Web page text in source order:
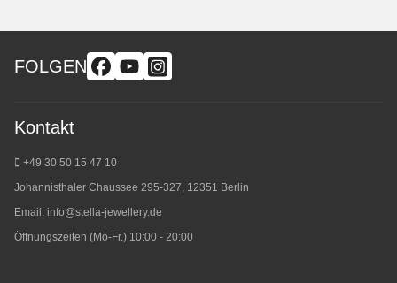
FOLGEN
Kontakt
+49 30 50 15 47 10
Johannisthaler Chaussee 295-327, 12351 Berlin
Email: info@stella-jewellery.de
Öffnungszeiten (Mo-Fr.) 10:00 - 20:00